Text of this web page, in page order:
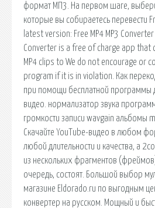
формат МП3. На первом шаге,
которые вы собираетесь перевести
latest version: Free MP4 MP3 Converter
Converter is a free of charge app that
MP4 clips to We do not encourage or
program if it is in violation. Как
при помощи бесплатной программы
видео. нормализатор звука
громкости записи wavgain альбомы
Скачайте YouTube-видео в любом
любой длительности и качества, а
из нескольких фрагментов
очередь, состоят. Большой выбор
магазине Eldorado.ru по выгодным
конвертер на русском. Мощный и